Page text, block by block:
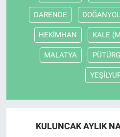
DARENDE DOĞANYOL
HEKİMHAN KALE
MALATYA
KULUNCAK AYLIK